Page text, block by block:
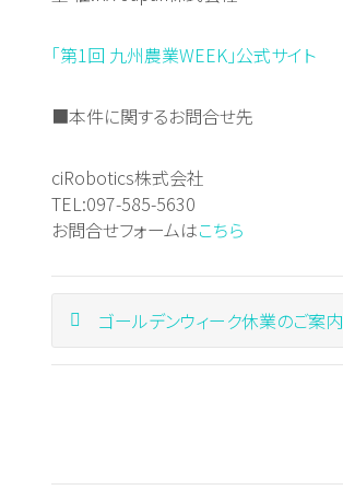
「第1回 九州農業WEEK」公式サイト
■本件に関するお問合せ先
ciRobotics株式会社
TEL:097-585-5630
お問合せフォームはこちら
ゴールデンウィーク休業のご案内